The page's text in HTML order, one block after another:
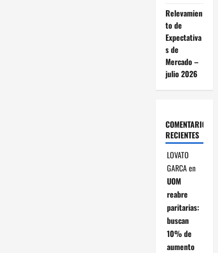
Relevamien
to de
Expectativa
s de
Mercado –
julio 2026
COMENTARIOS
RECIENTES
LOVATO
GARCAen
UOM
reabre
paritarias:
buscan
10% de
aumento